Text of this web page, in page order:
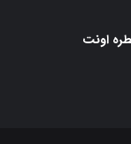
اونت